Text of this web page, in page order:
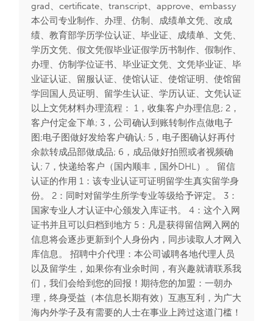
grad、certificate、transcript、approve、embassy
本公司专业制作、办理、仿制、成绩单文凭、改成
绩、教育部学历学位认证、毕业证、成绩单、文凭、
学历文凭、假文凭假毕业证假学历书制作、假制作、
办理、仿制学位证书、毕业证文凭、文凭毕业证、毕
业证认证、留服认证、使馆认证、使馆证明、使馆留
学回国人员证明、留学生认证、学历认证、文凭认证
以上文凭材料办理流程： 1，收集客户办理信息; 2，
客户付定金下单; 3，公司确认到账转制作点做电子
图;电子图做好发给客户确认; 5，电子图确认好再付
余款转成品部做成品; 6，成品做好拍照或者视频确
认; 7，快递给客户（国内顺丰，国外DHL）。 留信
认证的作用 1：该专业认证可证明留学生真实留学身
份。 2：同时对留学生所学专业等级给予评定。 3：
国家专业人才认证中心颁发入库证书。 4：这个入网
证书并且可以归档到地方 5：凡是获得留信网入网的
信息将会逐步更新到个人身份内，同步读取人才网入
库信息。 招聘中介代理：本公司诚聘各地代理人员
以及留学生，如果你有业余时间，有兴趣就请联系我
们，我们会给到您的回报！期待您的加盟：一朝办
理，终身受益（本信息长期有效）互惠互利，为广大
海内外学子及有需要的人士在事业上跨过这道门槛！